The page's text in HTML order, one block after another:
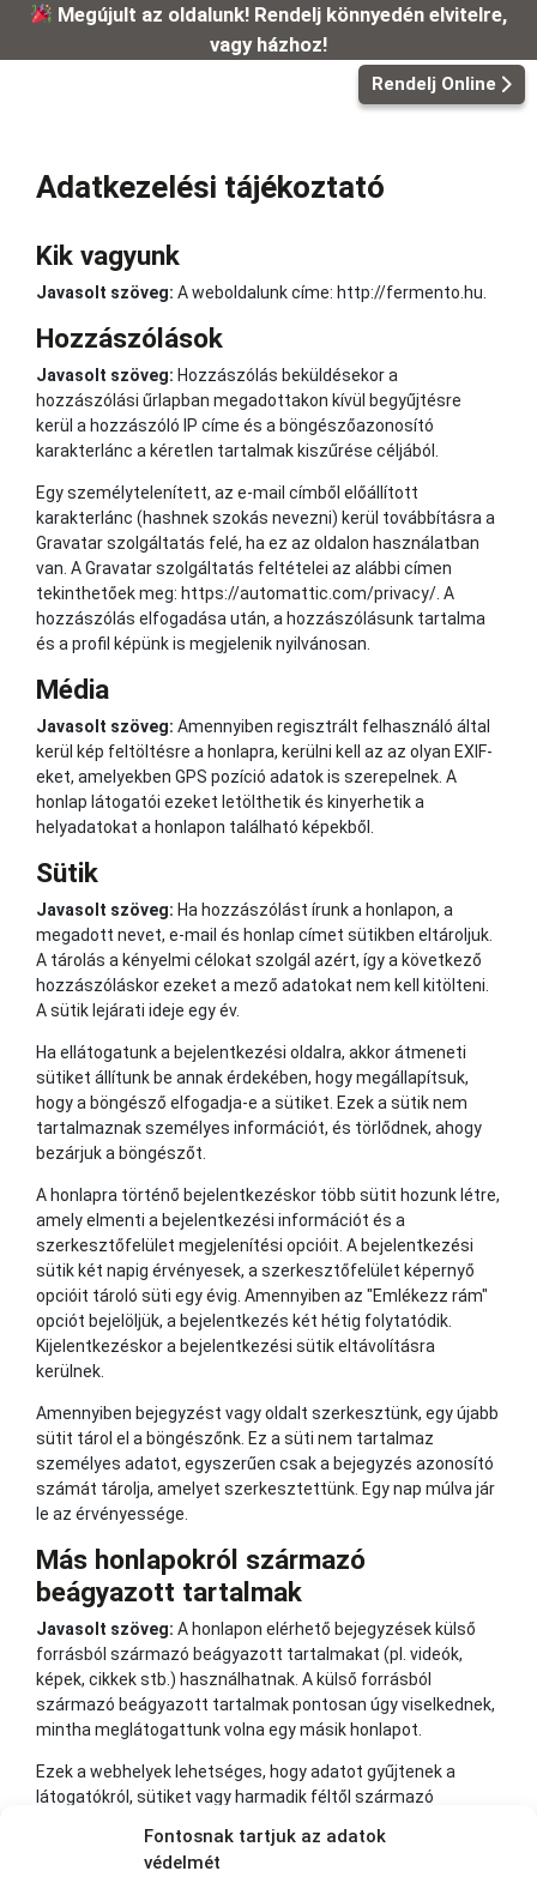
Fontosnak tartjuk az adatok
védelmét
Kilépés
tartalomba
Megújult az oldalunk! Rendelj könnyedén elvitelre,
vagy házhoz!
Rendelj Online
Adatkezelési tájékoztató
Kik vagyunk
Javasolt szöveg: A weboldalunk címe: http://fermento.hu.
Hozzászólások
Javasolt szöveg: Hozzászólás beküldésekor a
hozzászólási űrlapban megadottakon kívül begyűjtésre
kerül a hozzászóló IP címe és a böngészőazonosító
karakterlánc a kéretlen tartalmak kiszűrése céljából.
Egy személytelenített, az e-mail címből előállított
karakterlánc (hashnek szokás nevezni) kerül továbbításra a
Gravatar szolgáltatás felé, ha ez az oldalon használatban
van. A Gravatar szolgáltatás feltételei az alábbi címen
tekinthetőek meg: https://automattic.com/privacy/. A
hozzászólás elfogadása után, a hozzászólásunk tartalma
és a profil képünk is megjelenik nyilvánosan.
Média
Javasolt szöveg: Amennyiben regisztrált felhasználó által
kerül kép feltöltésre a honlapra, kerülni kell az az olyan EXIF-
eket, amelyekben GPS pozíció adatok is szerepelnek. A
honlap látogatói ezeket letölthetik és kinyerhetik a
helyadatokat a honlapon található képekből.
Sütik
Javasolt szöveg: Ha hozzászólást írunk a honlapon, a
megadott nevet, e-mail és honlap címet sütikben eltároljuk.
A tárolás a kényelmi célokat szolgál azért, így a következő
hozzászóláskor ezeket a mező adatokat nem kell kitölteni.
A sütik lejárati ideje egy év.
Ha ellátogatunk a bejelentkezési oldalra, akkor átmeneti
sütiket állítunk be annak érdekében, hogy megállapítsuk,
hogy a böngésző elfogadja-e a sütiket. Ezek a sütik nem
tartalmaznak személyes információt, és törlődnek, ahogy
bezárjuk a böngészőt.
A honlapra történő bejelentkezéskor több sütit hozunk létre,
amely elmenti a bejelentkezési információt és a
szerkesztőfelület megjelenítési opcióit. A bejelentkezési
sütik két napig érvényesek, a szerkesztőfelület képernyő
opcióit tároló süti egy évig. Amennyiben az "Emlékezz rám"
opciót bejelöljük, a bejelentkezés két hétig folytatódik.
Kijelentkezéskor a bejelentkezési sütik eltávolításra
kerülnek.
Amennyiben bejegyzést vagy oldalt szerkesztünk, egy újabb
sütit tárol el a böngészőnk. Ez a süti nem tartalmaz
személyes adatot, egyszerűen csak a bejegyzés azonosító
számát tárolja, amelyet szerkesztettünk. Egy nap múlva jár
le az érvényessége.
Más honlapokról származó
beágyazott tartalmak
Javasolt szöveg: A honlapon elérhető bejegyzések külső
forrásból származó beágyazott tartalmakat (pl. videók,
képek, cikkek stb.) használhatnak. A külső forrásból
származó beágyazott tartalmak pontosan úgy viselkednek,
mintha meglátogattunk volna egy másik honlapot.
Ezek a webhelyek lehetséges, hogy adatot gyűjtenek a
látogatókról, sütiket vagy harmadik féltől származó
kapcsolatos felhasználói viselkedést, ha rendelkezünk
felhasználói fiókkal és be vagyunk jelentkezve az oldalra.